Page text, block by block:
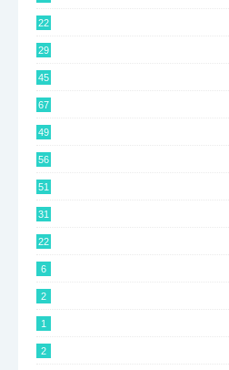
22
29
45
67
49
56
51
31
22
6
2
1
2